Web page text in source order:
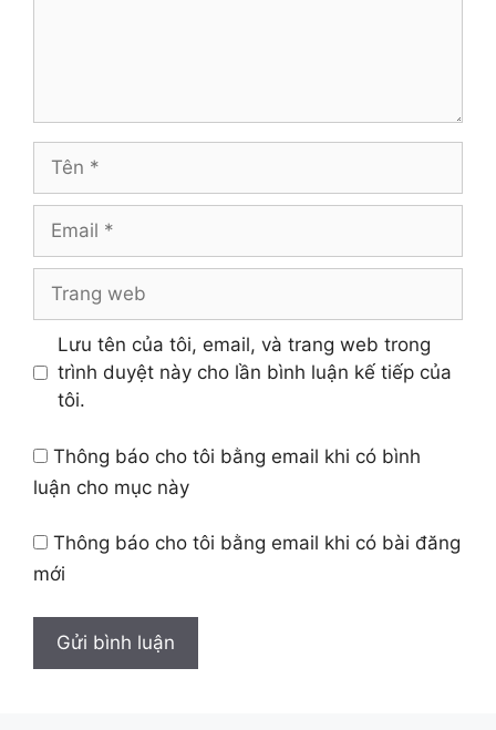
Tên
Email
Trang
Lưu tên của tôi, email, và trang web trong
trình duyệt này cho lần bình luận kế tiếp của
tôi.
Thông báo cho tôi bằng email khi có bình
luận cho mục này
Thông báo cho tôi bằng email khi có bài đăng
mới